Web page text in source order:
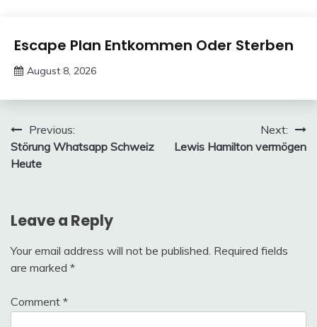
Trends
Escape Plan Entkommen Oder Sterben
August 8, 2026
Post
navigation
Previous:
Störung Whatsapp Schweiz
Heute
Next:
Lewis Hamilton vermögen
Leave a Reply
Your email address will not be published. Required fields
are marked *
Comment *